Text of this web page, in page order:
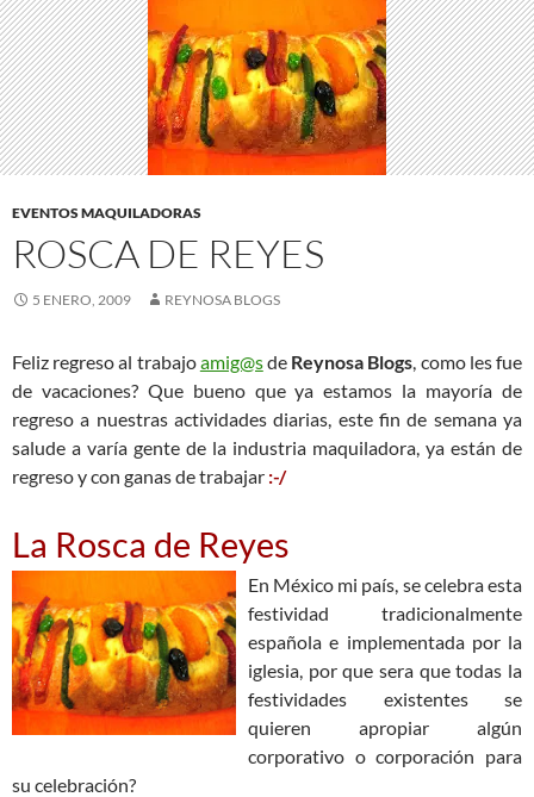
EVENTOS MAQUILADORAS
ROSCA DE REYES
5 ENERO, 2009 REYNOSA BLOGS
Feliz regreso al trabajoamig@sde Reynosa Blogs, como les fue
de vacaciones? Que bueno que ya estamos la mayoría de
regreso a nuestras actividades diarias, este fin de semana ya
salude a varía gente de la industria maquiladora, ya están de
regreso y con ganas de trabajar :-/
La Rosca de Reyes
En México mi país, se celebra esta
festividad tradicionalmente
española e implementada por la
iglesia, por que sera que todas la
festividades existentes se
quieren apropiar algún
corporativo o corporación para
su celebración?